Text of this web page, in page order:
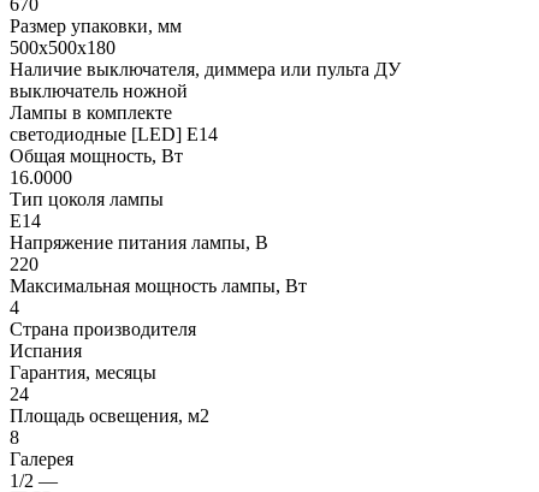
Размер упаковки, мм
500x500x180
Наличие выключателя, диммера или пульта ДУ
выключатель ножной
Лампы в комплекте
светодиодные [LED] E14
Общая мощность, Вт
16.0000
Тип цоколя лампы
E14
Напряжение питания лампы, В
220
Максимальная мощность лампы, Вт
4
Страна производителя
Испания
Гарантия, месяцы
24
Площадь освещения, м2
8
Галерея
1/2 —